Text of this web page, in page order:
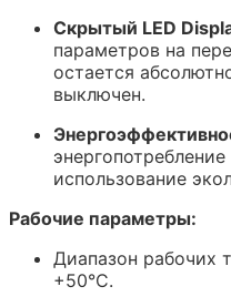
Скрытый LED
параметров на
остается
выключен.
использование
Рабочие параметры:
Диапазон рабочих
+50°C.